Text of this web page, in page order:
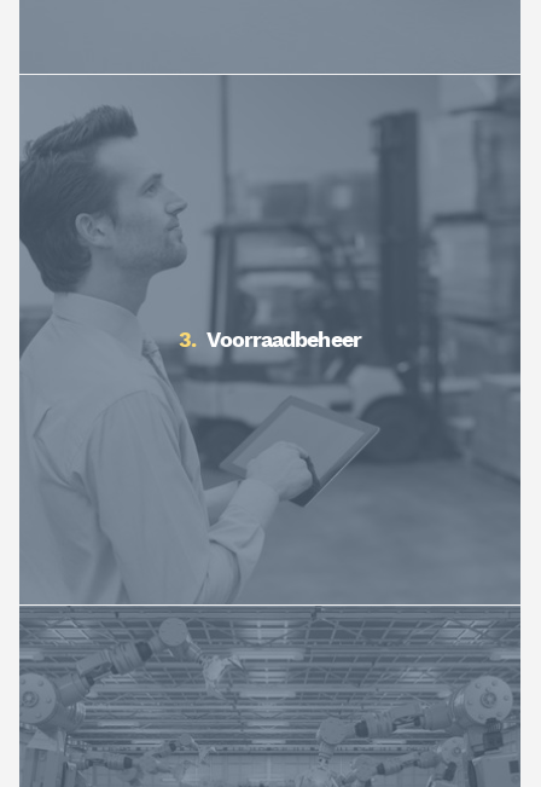
Voorraadbeheer